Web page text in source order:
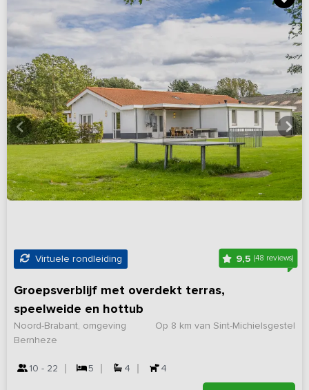
Virtuele rondleiding 9,5(48 reviews)
Groepsverblijf met overdekt terras,
speelweide en hottub
Op 8 km van Sint-Michielsgestel
Noord-Brabant, omgeving
Bernheze
10 - 22 5 4 4